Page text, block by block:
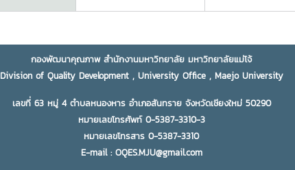
กองพัฒนาคุณภาพ สำนักงานมหาวิทยาลัย มหาวิทยาลัยแม่โจ้
Division of Quality Development , University Office , Maejo University
เลขที่ 63 หมู่ 4 ตำบลหนองหาร อำเภอสันทราย จังหวัดเชียงใหม่ 50290
หมายเลขโทรศัพท์ 0-5387-3310-3
หมายเลขโทรสาร 0-5387-3310
E-mail : OQES.MJU@gmail.com